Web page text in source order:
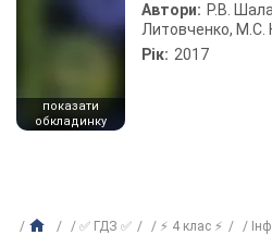
показати
обкладинку
Автори: Р.В.
Литовченко, М.С.
Рік: 2017
✅ ГДЗ ✅ ⚡ 4 клас ⚡